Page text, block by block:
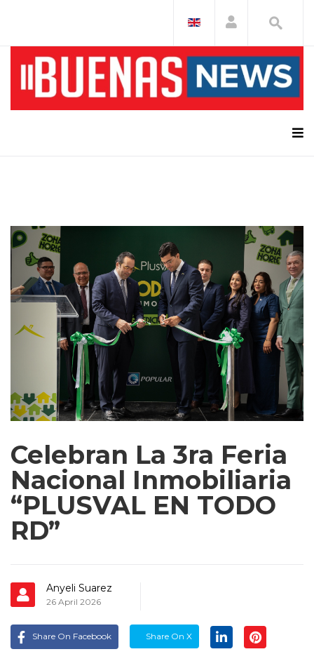
Celebran La 3ra Feria
Nacional Inmobiliaria
“PLUSVAL EN TODO
RD”
Anyeli Suarez
26 April 2026
Share On Facebook Share On X